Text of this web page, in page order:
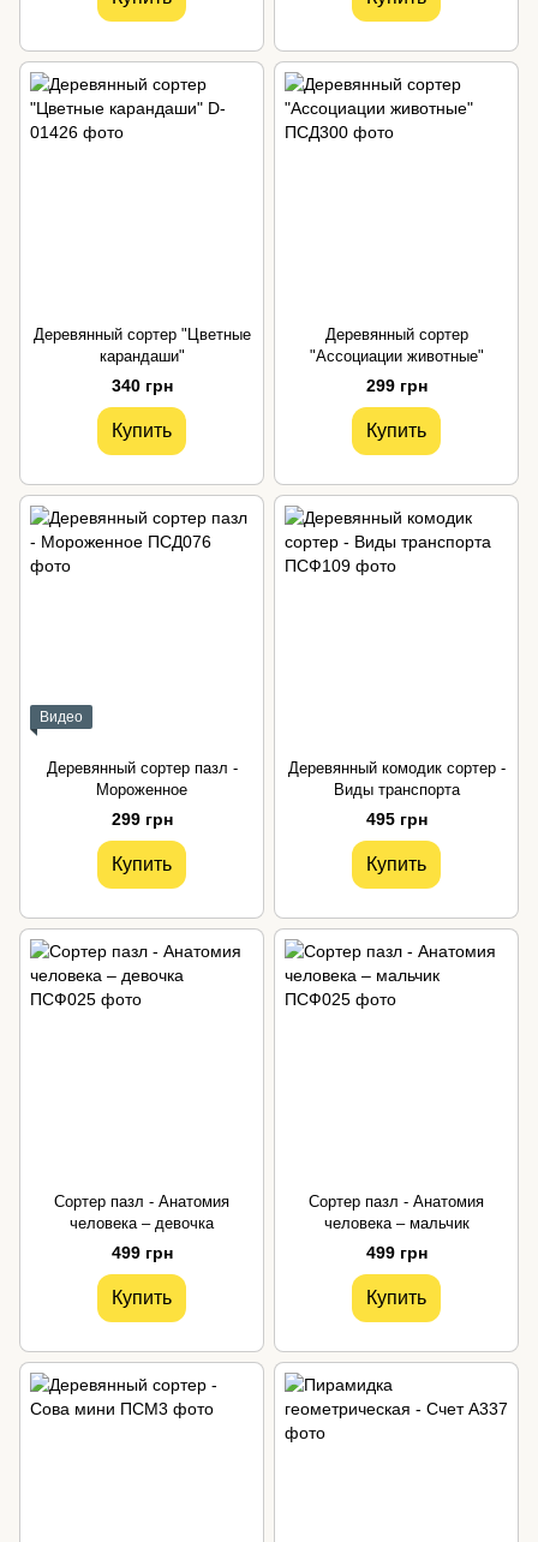
Деревянный сортер "Цветные
карандаши"
340 грн
Купить
Деревянный сортер
"Ассоциации животные"
299 грн
Купить
Видео
Деревянный сортер пазл -
Мороженное
299 грн
Купить
Деревянный комодик сортер -
Виды транспорта
495 грн
Купить
Сортер пазл - Анатомия
человека – девочка
499 грн
Купить
Сортер пазл - Анатомия
человека – мальчик
499 грн
Купить